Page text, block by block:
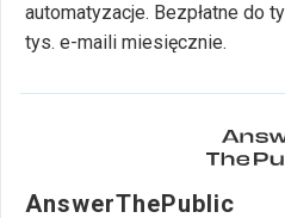
automatyzacje. Bezpłatne do
tys. e-maili miesięcznie.
AnswerThePublic